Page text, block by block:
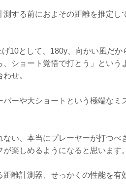
する前におよその距離を推定し
10として、180y、向かい風だ
ショート覚悟で打とう」という
せ。
ーや大ショートという極端なミ
い、本当にプレーヤーが打つべ
楽しめるようになると思います。
離計測器、せっかくの性能を有